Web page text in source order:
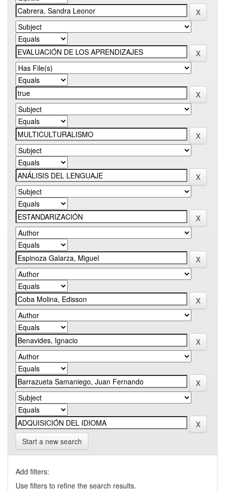
Start a new search
Add filters:
Use filters to refine the search results.